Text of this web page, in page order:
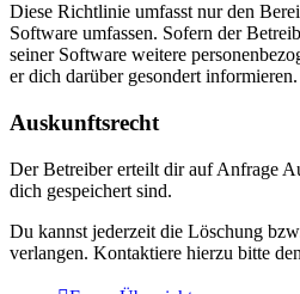
Diese Richtlinie umfasst nur den
Software umfassen. Sofern der
seiner Software weitere
er dich darüber gesondert informieren.
Auskunftsrecht
Der Betreiber erteilt dir auf Anfrage
dich gespeichert sind.
Du kannst jederzeit die Löschung
verlangen. Kontaktiere hierzu bitte